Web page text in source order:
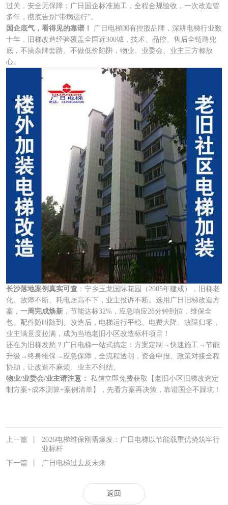
过关，安全无保障；广日国企标准施工，全程合规验收，一次改造管
多年，彻底告别“带病运行”。
国企底气，看得见的靠谱！
广日电梯国有控股品牌，深耕电梯行业数
十年，旧梯改造经验覆盖全国近300城，技术、品控、售后全链路兜
底，不搞杂牌套路、不做低价陷阱，物业、业委会、业主三方都放
心。
长沙落地案例真实可查 ：宁乡玉龙国际花园（2005年建成），旧梯老
化、故障不断、耗电居高不下，业主投诉不断。选用广日旧梯改造方
案， 一周完成焕新 ，节能达标32%，应急响应28分钟到位，维保全
包、配件随叫随到。改造后，电梯运行平稳、电费大降、故障归零，
业主满意度拉满，成为当地老旧小区改造标杆项目！
还在为旧梯发愁？广日电梯一站式搞定：方案定制→快速施工→节能
升级→终身维保→应急保障，全流程透明，资金申报、政策对接全程
协助，让改造不麻烦、业主不纠结。
物业/业委会/业主请注意： 私信立即免费获取【老旧小区旧梯改造定
制方案+成本测算+案例清单】，先看方案再决策，靠谱国企不踩坑！
上一篇
2026电梯维保刚需爆发：广日电梯以节能载重优势筑牢行
业标杆
下一篇
广日电梯过去及未来
返回